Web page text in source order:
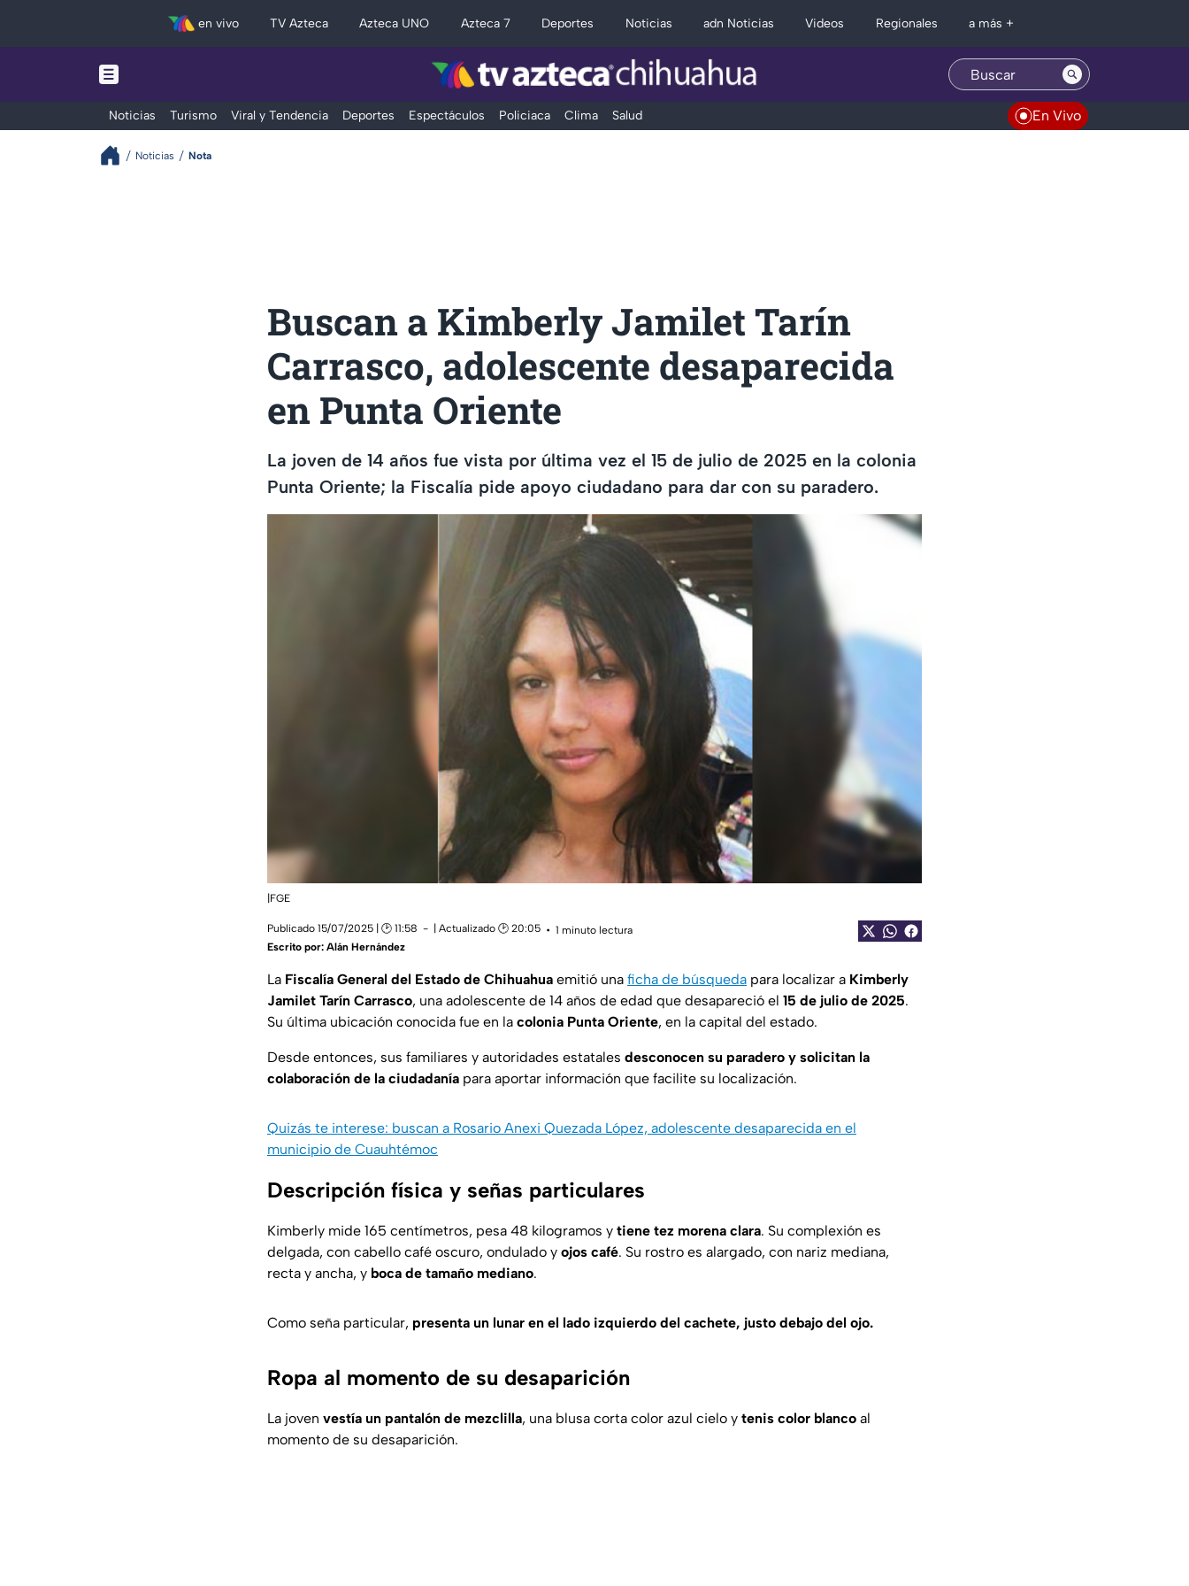
en vivo TV Azteca Azteca UNO Azteca 7 Deportes Noticias adn Noticias Videos Regionales a más +
Noticias Turismo Viral y Tendencia Deportes Espectáculos Policiaca Clima Salud En Vivo
Noticias Nota
Buscan a Kimberly Jamilet Tarín
Carrasco, adolescente desaparecida
en Punta Oriente
La joven de 14 años fue vista por última vez el 15 de julio de 2025 en la colonia
Punta Oriente; la Fiscalía pide apoyo ciudadano para dar con su paradero.
|FGE
Publicado 15/07/2025 | 🕑 11:58 | Actualizado 🕑 20:05
1 minuto lectura
Escrito por: Alán Hernández
La Fiscalía General del Estado de Chihuahua emitió una ficha de búsqueda para localizar a Kimberly
Jamilet Tarín Carrasco, una adolescente de 14 años de edad que desapareció el 15 de julio de 2025.
Su última ubicación conocida fue en la colonia Punta Oriente, en la capital del estado.
Desde entonces, sus familiares y autoridades estatales desconocen su paradero y solicitan la
colaboración de la ciudadanía para aportar información que facilite su localización.
Quizás te interese: buscan a Rosario Anexi Quezada López, adolescente desaparecida en el
municipio de Cuauhtémoc
Descripción física y señas particulares
Kimberly mide 165 centímetros, pesa 48 kilogramos y tiene tez morena clara. Su complexión es
delgada, con cabello café oscuro, ondulado y ojos café. Su rostro es alargado, con nariz mediana,
recta y ancha, y boca de tamaño mediano.
Como seña particular, presenta un lunar en el lado izquierdo del cachete, justo debajo del ojo.
Ropa al momento de su desaparición
La joven vestía un pantalón de mezclilla, una blusa corta color azul cielo y tenis color blanco al
momento de su desaparición.